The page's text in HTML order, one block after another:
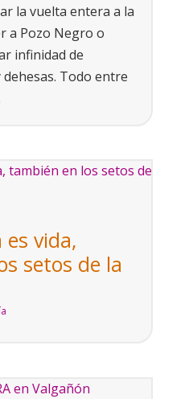
la vuelta entera a la
a Pozo Negro o
infinidad de
dehesas. Todo entre
vida,
setos de la